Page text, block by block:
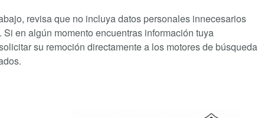
revisa que no incluya datos personales innecesarios
en algún momento encuentras información tuya
su remoción directamente a los motores de búsqueda